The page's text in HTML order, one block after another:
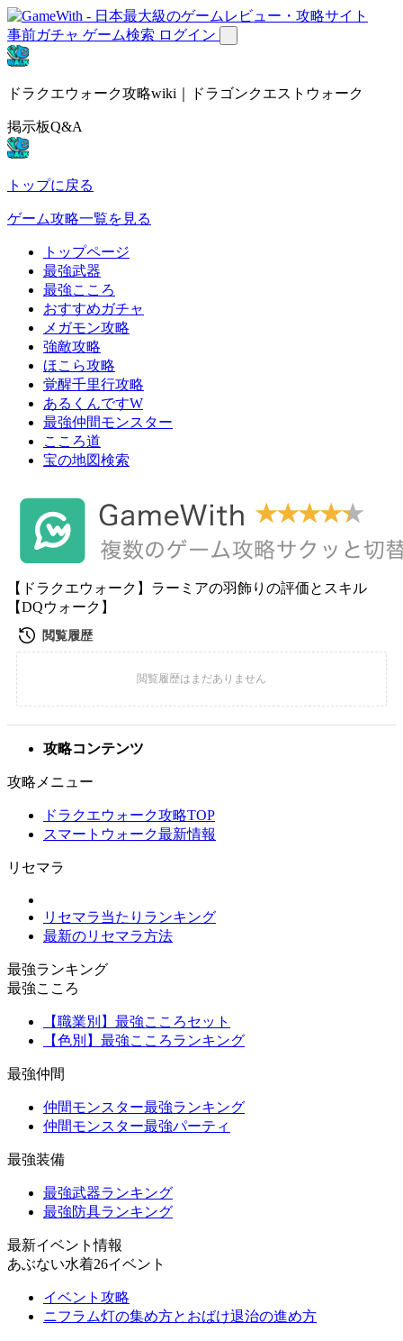
事前ガチャ ゲーム検索 ログイン
ドラクエウォーク攻略wiki｜ドラゴンクエストウォーク
掲示板Q&A
トップに戻る
ゲーム攻略一覧を見る
トップページ
最強武器
最強こころ
おすすめガチャ
メガモン攻略
強敵攻略
ほこら攻略
覚醒千里行攻略
あるくんですW
最強仲間モンスター
こころ道
宝の地図検索
【ドラクエウォーク】ラーミアの羽飾りの評価とスキル
【DQウォーク】
攻略コンテンツ
攻略メニュー
ドラクエウォーク攻略TOP
スマートウォーク最新情報
リセマラ
リセマラ当たりランキング
最新のリセマラ方法
最強ランキング
最強こころ
【職業別】最強こころセット
【色別】最強こころランキング
最強仲間
仲間モンスター最強ランキング
仲間モンスター最強パーティ
最強装備
最強武器ランキング
最強防具ランキング
最新イベント情報
あぶない水着26イベント
イベント攻略
ニフラム灯の集め方とおばけ退治の進め方